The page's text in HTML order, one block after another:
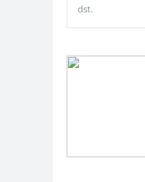
dst.